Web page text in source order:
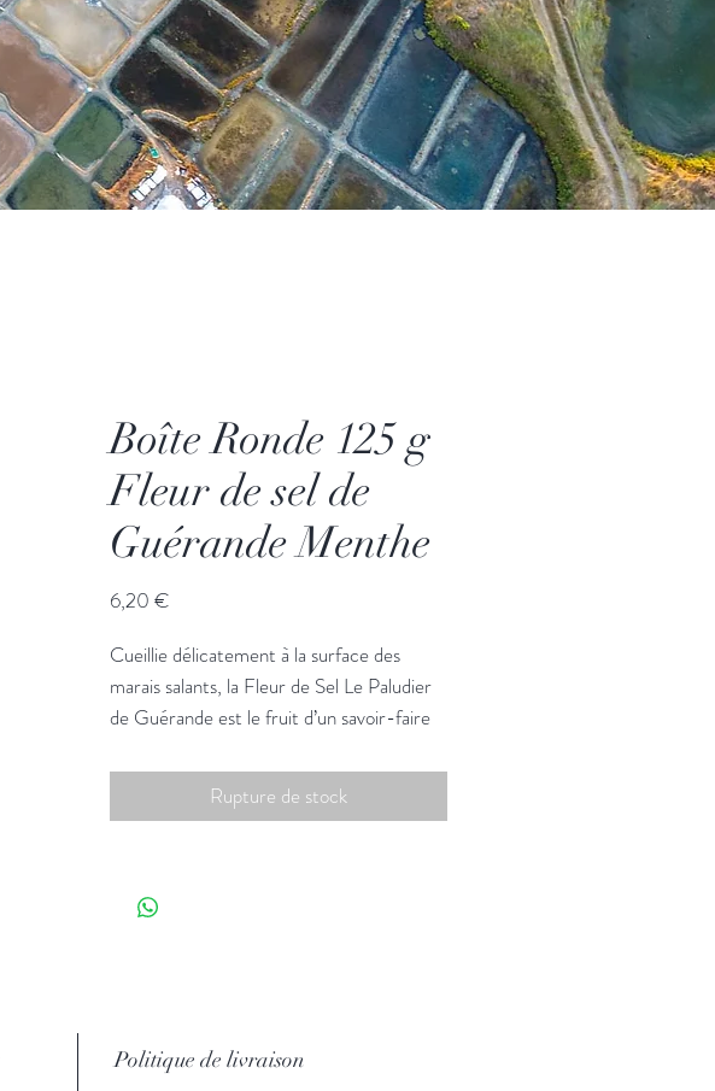
Boîte Ronde 125 g
Fleur de sel de
Guérande Menthe
6,20 €
Cueillie délicatement à la surface des
marais salants, la Fleur de Sel Le Paludier
de Guérande est le fruit d’un savoir-faire
est le trésor de nos paludiers. Sa saveur et
sa texture sublimeront tous les mets
*comme tous les sels IGP Guérande.
Rupture de stock
Politique de livraison